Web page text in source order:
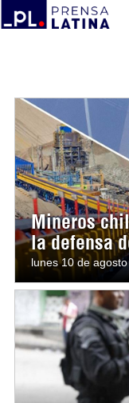
Mineros
la defensa
lunes 10 de